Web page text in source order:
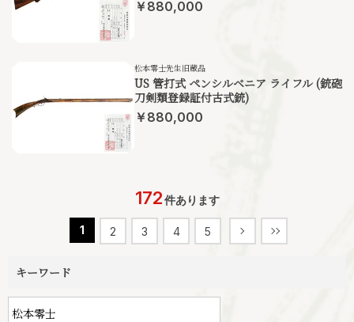
￥880,000
US 管打式 ペンシルベニア ライフル (銃砲
刀剣類登録証付古式銃)
松本零士先生旧蔵品
￥880,000
172件あります
1 2 3 4 5
キーワード